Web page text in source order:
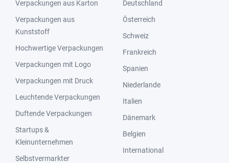
Verpackungen aus Karton
Verpackungen aus
Kunststoff
Hochwertige Verpackungen
Verpackungen mit Logo
Verpackungen mit Druck
Leuchtende Verpackungen
Duftende Verpackungen
Startups &
Kleinunternehmen
Selbstvermarkter
Deutschland
Österreich
Schweiz
Frankreich
Spanien
Niederlande
Italien
Dänemark
Belgien
International